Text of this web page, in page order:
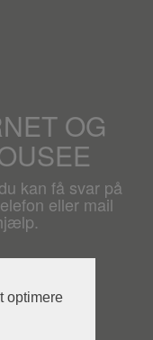
optimere
OG
kan få svar på
eller mail